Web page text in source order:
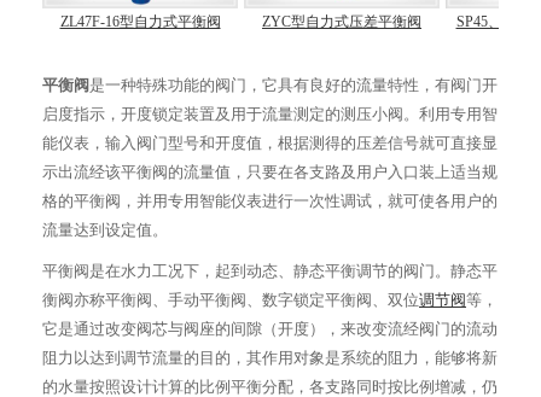
ZL47F-16型自力式平衡阀 ZYC型自力式压差平衡阀 SP45、SPl5
平衡阀是一种特殊功能的阀门，它具有良好的流量特性，有阀门开
启度指示，开度锁定装置及用于流量测定的测压小阀。利用专用智
能仪表，输入阀门型号和开度值，根据测得的压差信号就可直接显
示出流经该平衡阀的流量值，只要在各支路及用户入口装上适当规
格的平衡阀，并用专用智能仪表进行一次性调试，就可使各用户的
流量达到设定值。
平衡阀是在水力工况下，起到动态、静态平衡调节的阀门。静态平
衡阀亦称平衡阀、手动平衡阀、数字锁定平衡阀、双位调节阀等，
它是通过改变阀芯与阀座的间隙（开度），来改变流经阀门的流动
阻力以达到调节流量的目的，其作用对象是系统的阻力，能够将新
的水量按照设计计算的比例平衡分配，各支路同时按比例增减，仍